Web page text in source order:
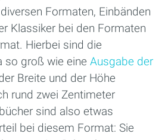
Formaten, Einbänden
Klassiker bei den Formaten
Hierbei sind die
so groß wie eine Ausgabe der
Breite und der Höhe
rund zwei Zentimeter
sind also etwas
bei diesem Format: Sie